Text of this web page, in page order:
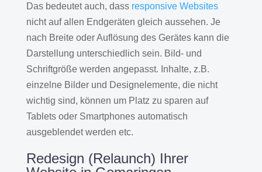
Das bedeutet auch, dass responsive Websites
nicht auf allen Endgeräten gleich aussehen. Je
nach Breite oder Auflösung des Gerätes kann die
Darstellung unterschiedlich sein. Bild- und
Schriftgröße werden angepasst. Inhalte, z.B.
einzelne Bilder und Designelemente, die nicht
wichtig sind, können um Platz zu sparen auf
Tablets oder Smartphones automatisch
ausgeblendet werden etc.
Redesign (Relaunch) Ihrer